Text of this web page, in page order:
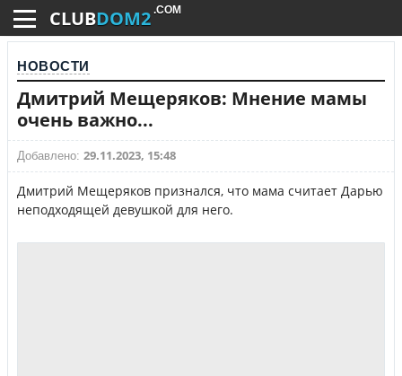
CLUBDOM2 .COM
НОВОСТИ
Дмитрий Мещеряков: Мнение мамы
очень важно...
Добавлено: 29.11.2023, 15:48
Дмитрий Мещеряков признался, что мама считает Дарью
неподходящей девушкой для него.